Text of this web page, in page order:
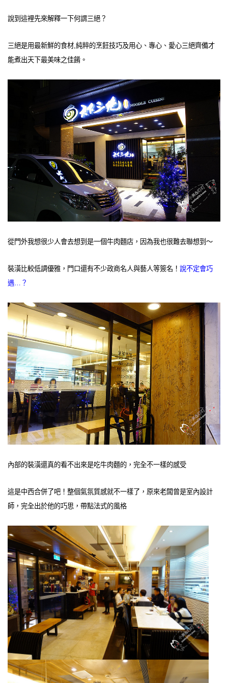
說到這裡先來解釋一下何謂三絕？
三絕是用最新鮮的食材,純粹的烹飪技巧及用心、專心、愛心三絕齊備才
能煮出天下最美味之佳餚。
從門外我想很少人會去想到是一個牛肉麵店，因為我也很難去聯想到～
裝潢比較低調優雅，門口還有不少政商名人與藝人等簽名！ 說不定會巧
遇…？
內部的裝潢還真的看不出來是吃牛肉麵的，完全不一樣的感受
這是中西合併了吧！整個氣氛質感就不一樣了，原來老闆曾是室內設計
師，完全出於他的巧思，帶點法式的風格